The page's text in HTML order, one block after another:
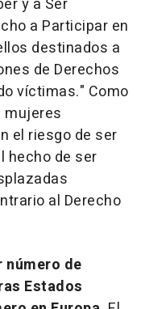
y a Ser
a Participar en
destinados a
de Derechos
víctimas." Como
mujeres
el riesgo de ser
hecho de ser
al Derecho
número de
Estados